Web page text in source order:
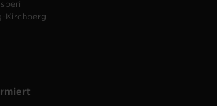
Kirchberg